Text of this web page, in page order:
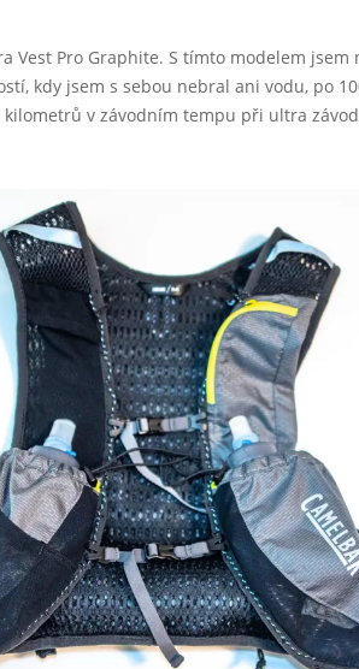
Vest Pro Graphite. S tímto modelem jsem
kdy jsem s sebou nebral ani vodu, po
kilometrů v závodním tempu při ultra